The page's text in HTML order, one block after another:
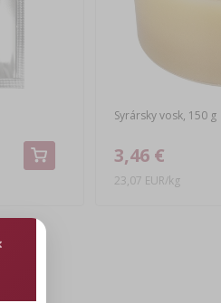
Syrársky vosk, 150 g
3,46 €
23,07 EUR/kg